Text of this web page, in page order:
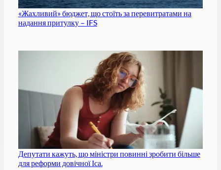
«Жахливий» бюджет, що стоїть за перевитратами на
надання притулку – IFS
Депутати кажуть, що міністри повинні зробити більше
для реформи довічної Іса.